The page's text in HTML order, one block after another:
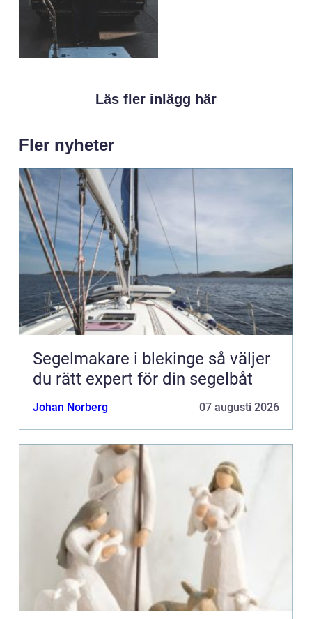
Läs fler inlägg här
Fler nyheter
Segelmakare i blekinge så väljer
du rätt expert för din segelbåt
Johan Norberg 07 augusti 2026